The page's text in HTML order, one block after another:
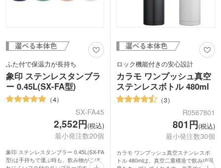
ふた付で保温力が長持ち
象印 ステンレスタンブラ
ー 0.45L(SX-FA型)
4
SX-FA45
2,552円(税込)
最小発注数20個
象印 ステンレスタンブラー 0.45L(SX-FA
型)は手持ちで運ぶ時も、飲み物がこぼ
ロック機能付きの安心設計
カラモ ワンプッシュ真空
ステンレスボトル 480ml
3
R0567801
801円(税込)
最小発注数30個
カラモ ワンプッシュ真空ステンレスボ
トル 480mlは、真空二重構造で飲み頃温